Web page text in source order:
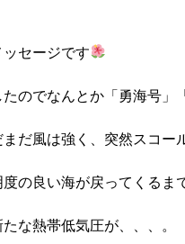
セージです
のでなんとか「勇海号」
まだ風は強く、突然スコ
の良い海が戻ってくるま
な熱帯低気圧が、、、。